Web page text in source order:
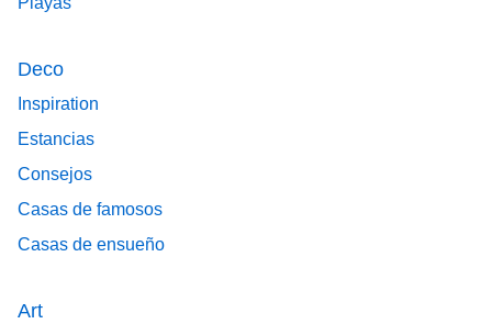
Deco
Inspiration
Estancias
Consejos
Casas de famosos
Casas de ensueño
Art